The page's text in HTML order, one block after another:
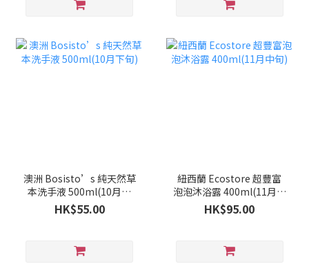
澳洲 Bosisto’s 純天然草
本洗手液 500ml(10月下
旬)
HK$55.00
紐西蘭 Ecostore 超豐富
泡泡沐浴露 400ml(11月中
旬)
HK$95.00